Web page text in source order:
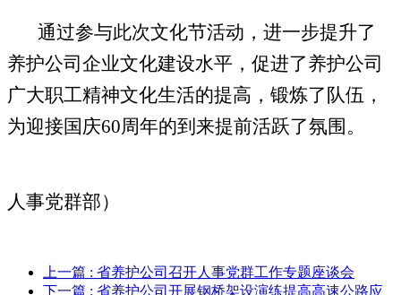
通过参与此次文化节活动，进一步提升了
养护公司企业文化建设水平，促进了养护公司
广大职工精神文化生活的提高，锻炼了队伍，
为迎接国庆60周年的到来提前活跃了氛围。
人事党群部）
上一篇 : 省养护公司召开人事党群工作专题座谈会
下一篇 : 省养护公司开展钢桥架设演练提高高速公路应